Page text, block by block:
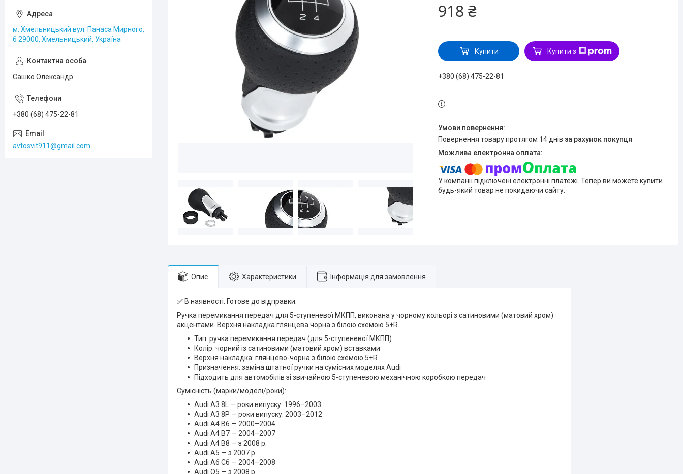
918 ₴
Купити Купити з
+380 (68) 475-22-81
повернення товару протягом 14 днів за рахунок покупця
У компанії підключені електронні платежі. Тепер ви можете купити
будь-який товар не покидаючи сайту.
Опис Характеристики Інформація для замовлення
✅ В наявності. Готове до відправки.
Ручка перемикання передач для 5-ступеневої МКПП, виконана у чорному кольорі з сатиновими (матовий хром)
акцентами. Верхня накладка глянцева чорна з білою схемою 5+R.
Тип: ручка перемикання передач (для 5-ступеневої МКПП)
Колір: чорний із сатиновими (матовий хром) вставками
Верхня накладка: глянцево-чорна з білою схемою 5+R
Призначення: заміна штатної ручки на сумісних моделях Audi
Підходить для автомобілів зі звичайною 5-ступеневою механічною коробкою передач
Сумісність (марки/моделі/роки):
Audi A3 8L — роки випуску: 1996–2003
Audi A3 8P — роки випуску: 2003–2012
Audi A4 B6 — 2000–2004
Audi A4 B7 — 2004–2007
Audi A4 B8 — з 2008 р.
Audi A5 — з 2007 р.
Audi A6 C6 — 2004–2008
Audi Q5 — з 2008 р.
м. Хмельницький вул. Панаса Мирного,
6 29000, Хмельницький, Україна
Сашко Олександр
+380 (68) 475-22-81
avtosvit911@gmail.com